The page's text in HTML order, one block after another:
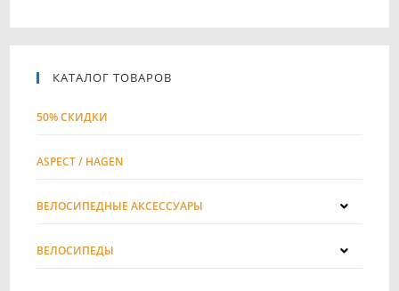
КАТАЛОГ ТОВАРОВ
50% СКИДКИ
ASPECT / HAGEN
ВЕЛОСИПЕДНЫЕ АКСЕССУАРЫ
ВЕЛОСИПЕДЫ